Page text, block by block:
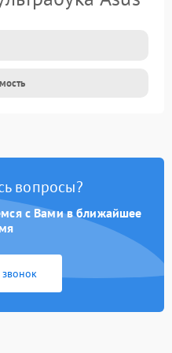
вопросы?
с Вами в ближайшее
звонок